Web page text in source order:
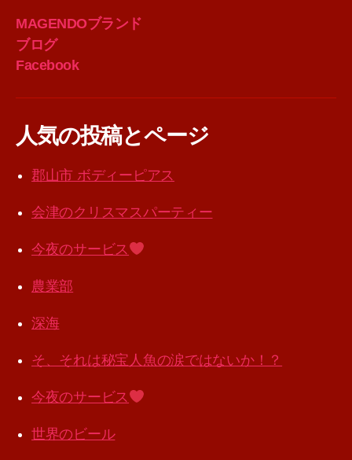
MAGENDOブランド
ブログ
Facebook
人気の投稿とページ
郡山市 ボディーピアス
会津のクリスマスパーティー
今夜のサービス
農業部
深海
そ、それは秘宝人魚の涙ではないか！？
今夜のサービス
世界のビール